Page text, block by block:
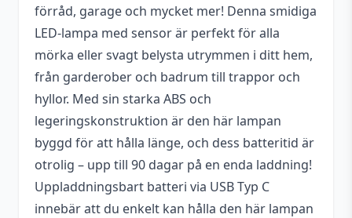
förråd, garage och mycket mer! Denna smidiga
LED-lampa med sensor är perfekt för alla
mörka eller svagt belysta utrymmen i ditt hem,
från garderober och badrum till trappor och
hyllor. Med sin starka ABS och
legeringskonstruktion är den här lampan
byggd för att hålla länge, och dess batteritid är
otrolig – upp till 90 dagar på en enda laddning!
Uppladdningsbart batteri via USB Typ C
innebär att du enkelt kan hålla den här lampan
Mått
400x40x8,8 mm
Ljusflöde
270 lm
Effekt
3,5 W
Laddas via
USB-C (DC 5V)